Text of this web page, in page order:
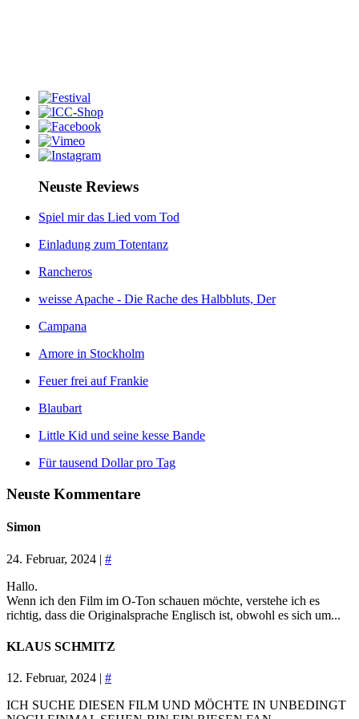
Neuste Reviews
Spiel mir das Lied vom Tod
Einladung zum Totentanz
Rancheros
weisse Apache - Die Rache des Halbbluts, Der
Campana
Amore in Stockholm
Feuer frei auf Frankie
Blaubart
Little Kid und seine kesse Bande
Für tausend Dollar pro Tag
Neuste Kommentare
Simon
24. Februar, 2024 | #
Hallo.
Wenn ich den Film im O-Ton schauen möchte, verstehe ich es
richtig, dass die Originalsprache Englisch ist, obwohl es sich um...
KLAUS SCHMITZ
12. Februar, 2024 | #
ICH SUCHE DIESEN FILM UND MÖCHTE IN UNBEDINGT